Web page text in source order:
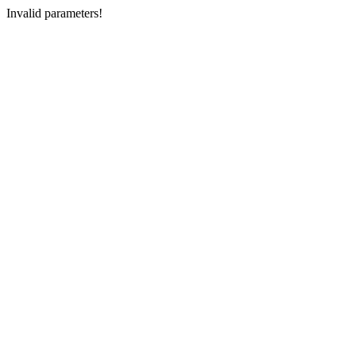
Invalid parameters!